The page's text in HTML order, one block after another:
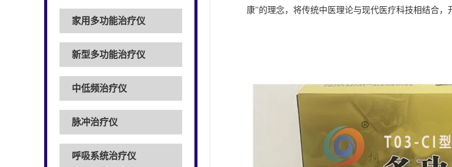
家用多功能治疗仪
新型多功能治疗仪
中低频治疗仪
脉冲治疗仪
呼吸系统治疗仪
康"的理念，将传统中医理论与现代医疗科技相结合，